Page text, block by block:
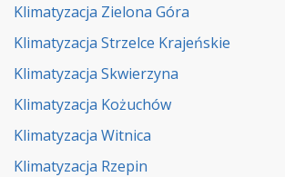
Klimatyzacja Zielona Góra
Klimatyzacja Strzelce Krajeńskie
Klimatyzacja Skwierzyna
Klimatyzacja Kożuchów
Klimatyzacja Witnica
Klimatyzacja Rzepin